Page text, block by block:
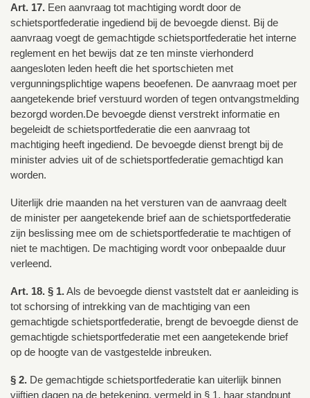
Art. 17. Een aanvraag tot machtiging wordt door de
schietsportfederatie ingediend bij de bevoegde dienst. Bij de
aanvraag voegt de gemachtigde schietsportfederatie het interne
reglement en het bewijs dat ze ten minste vierhonderd
aangesloten leden heeft die het sportschieten met
vergunningsplichtige wapens beoefenen. De aanvraag moet per
aangetekende brief verstuurd worden of tegen ontvangstmelding
bezorgd worden.De bevoegde dienst verstrekt informatie en
begeleidt de schietsportfederatie die een aanvraag tot
machtiging heeft ingediend. De bevoegde dienst brengt bij de
minister advies uit of de schietsportfederatie gemachtigd kan
worden.
Uiterlijk drie maanden na het versturen van de aanvraag deelt
de minister per aangetekende brief aan de schietsportfederatie
zijn beslissing mee om de schietsportfederatie te machtigen of
niet te machtigen. De machtiging wordt voor onbepaalde duur
verleend.
Art. 18. § 1.Als de bevoegde dienst vaststelt dat er aanleiding is
tot schorsing of intrekking van de machtiging van een
gemachtigde schietsportfederatie, brengt de bevoegde dienst de
gemachtigde schietsportfederatie met een aangetekende brief
op de hoogte van de vastgestelde inbreuken.
§ 2. De gemachtigde schietsportfederatie kan uiterlijk binnen
vijftien dagen na de betekening, vermeld in § 1, haar standpunt